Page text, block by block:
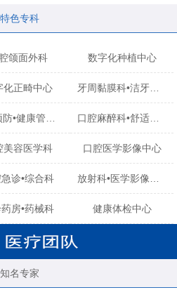
特色专科
颌面外科 数字化种植中心
化正畸中心 牙周黏膜科•洁牙中心
口腔麻醉科•舒适化诊疗中心
美容医学科 口腔医学影像中心
诊•综合科
房•药械科 健康体检中心
知名专家